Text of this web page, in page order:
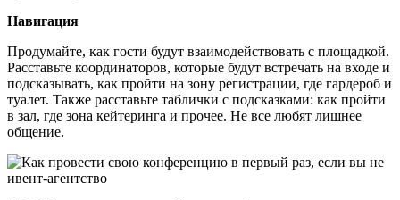
Навигация
Продумайте, как гости будут взаимодействовать с площадкой.
Расставьте координаторов, которые будут встречать на входе и
подсказывать, как пройти на зону регистрации, где гардероб и
туалет. Также расставьте таблички с подсказками: как пройти
в зал, где зона кейтеринга и прочее. Не все любят лишнее
общение.